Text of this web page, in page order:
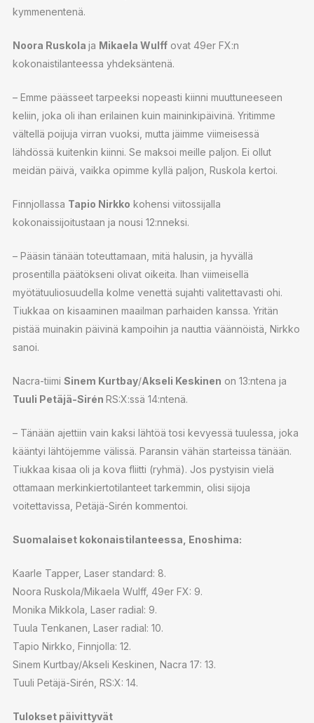
kymmenentenä.
Noora Ruskola ja Mikaela Wulffovat 49er FX:n
kokonaistilanteessa yhdeksäntenä.
– Emme päässeet tarpeeksi nopeasti kiinni muuttuneeseen
keliin, joka oli ihan erilainen kuin maininkipäivinä. Yritimme
vältellä poijuja virran vuoksi, mutta jäimme viimeisessä
lähdössä kuitenkin kiinni. Se maksoi meille paljon. Ei ollut
meidän päivä, vaikka opimme kyllä paljon, Ruskola kertoi.
Finnjollassa Tapio Nirkko kohensi viitossijalla
kokonaissijoitustaan ja nousi 12:nneksi.
– Pääsin tänään toteuttamaan, mitä halusin, ja hyvällä
prosentilla päätökseni olivat oikeita. Ihan viimeisellä
myötätuuliosuudella kolme venettä sujahti valitettavasti ohi.
Tiukkaa on kisaaminen maailman parhaiden kanssa. Yritän
pistää muinakin päivinä kampoihin ja nauttia väännöistä, Nirkko
sanoi.
Nacra-tiimi Sinem Kurtbay/Akseli Keskinen on 13:ntena ja
Tuuli Petäjä-Sirén RS:X:ssä 14:ntenä.
– Tänään ajettiin vain kaksi lähtöä tosi kevyessä tuulessa, joka
kääntyi lähtöjemme välissä. Paransin vähän starteissa tänään.
Tiukkaa kisaa oli ja kova fliitti (ryhmä). Jos pystyisin vielä
ottamaan merkinkiertotilanteet tarkemmin, olisi sijoja
voitettavissa, Petäjä-Sirén kommentoi.
Suomalaiset kokonaistilanteessa, Enoshima:
Kaarle Tapper, Laser standard: 8.
Noora Ruskola/Mikaela Wulff, 49er FX: 9.
Monika Mikkola, Laser radial: 9.
Tuula Tenkanen, Laser radial: 10.
Tapio Nirkko, Finnjolla: 12.
Sinem Kurtbay/Akseli Keskinen, Nacra 17: 13.
Tuuli Petäjä-Sirén, RS:X: 14.
Tulokset päivittyvät